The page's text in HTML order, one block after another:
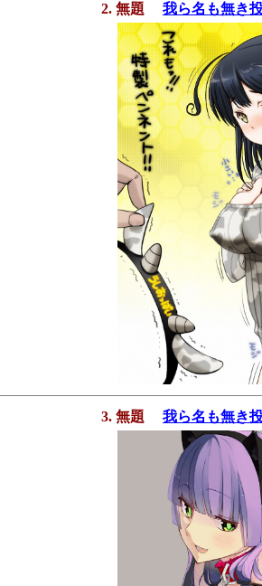
2. 無題 我ら名も無き
3. 無題 我ら名も無き